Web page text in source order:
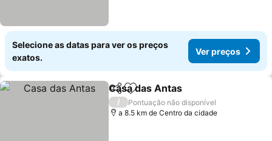
Selecione as datas para ver os preços
exatos.
Ver preços
PartilharAdicionar aos favoritos
Casa das Antas
/
Pontuação não disponível
a 8.5 km de Centro da cidade